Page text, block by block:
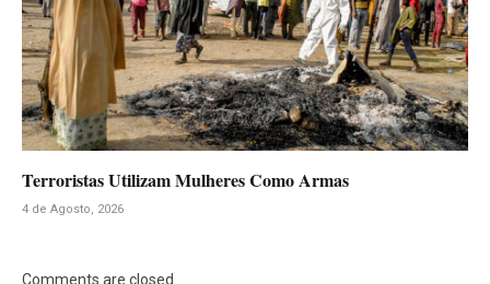
Terroristas Utilizam Mulheres Como Armas
4 de Agosto, 2026
Comments are closed.